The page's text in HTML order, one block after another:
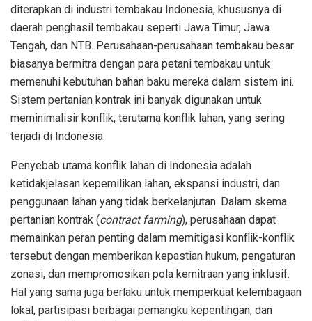
diterapkan di industri tembakau Indonesia, khususnya di
daerah penghasil tembakau seperti Jawa Timur, Jawa
Tengah, dan NTB. Perusahaan-perusahaan tembakau besar
biasanya bermitra dengan para petani tembakau untuk
memenuhi kebutuhan bahan baku mereka dalam sistem ini.
Sistem pertanian kontrak ini banyak digunakan untuk
meminimalisir konflik, terutama konflik lahan, yang sering
terjadi di Indonesia.
Penyebab utama konflik lahan di Indonesia adalah
ketidakjelasan kepemilikan lahan, ekspansi industri, dan
penggunaan lahan yang tidak berkelanjutan. Dalam skema
pertanian kontrak (contract farming), perusahaan dapat
memainkan peran penting dalam memitigasi konflik-konflik
tersebut dengan memberikan kepastian hukum, pengaturan
zonasi, dan mempromosikan pola kemitraan yang inklusif.
Hal yang sama juga berlaku untuk memperkuat kelembagaan
lokal, partisipasi berbagai pemangku kepentingan, dan